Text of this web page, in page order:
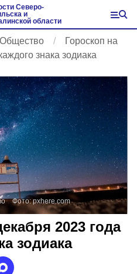
Северо-
и
области
Общество
Гороскоп на
знака зодиака
Фото:pxhere.com
2023 года
зодиака